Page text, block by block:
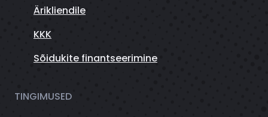
Ärikliendile
KKK
Sõidukite finantseerimine
TINGIMUSED